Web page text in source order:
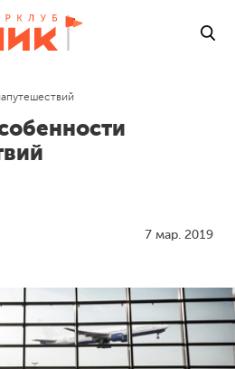
7 мар. 2019